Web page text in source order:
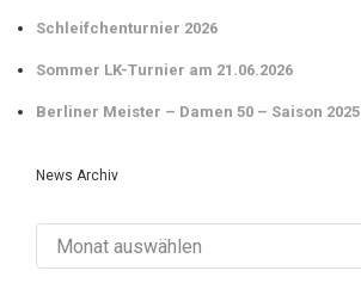
Schleifchenturnier 2026
Sommer LK-Turnier am 21.06.2026
Berliner Meister – Damen 50 – Saison 2025
News Archiv
Archiv